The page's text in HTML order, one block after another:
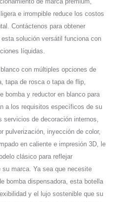
e irrompible reduce los costos
Contáctenos para obtener
solución versátil funciona con
líquidas.
con múltiples opciones de
tapa de rosca o tapa de flip,
bomba y reductor en blanco para
a los requisitos específicos de su
servicios de decoración internos,
pulverización, inyección de color,
en caliente e impresión 3D, le
clásico para reflejar
marca. Ya sea que necesite
bomba dispensadora, esta botella
y el lujo sostenible que su